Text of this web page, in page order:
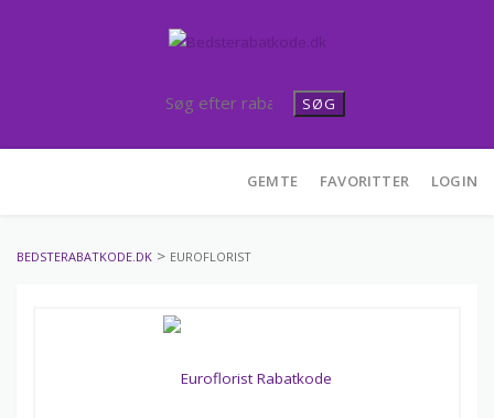
SØG
GEMTE FAVORITTER LOGIN
BEDSTERABATKODE.DK > EUROFLORIST